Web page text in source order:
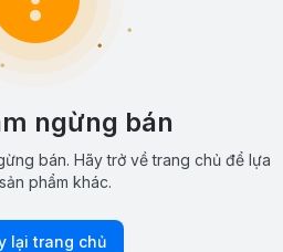
ngừng bán
bán. Hãy trở về trang chủ để lựa
phẩm khác.
lại trang chủ